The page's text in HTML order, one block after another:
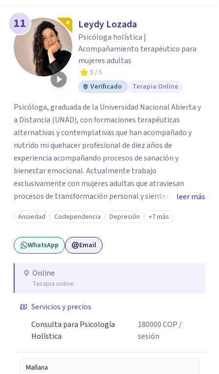
11 Leydy Lozada
Psicóloga holística |
Acompañamiento terapéutico para
mujeres adultas
5 / 5
Verificado
Terapia Online
Psicóloga, graduada de la Universidad Nacional Abierta y
a Distancia (UNAD), con formaciones terapéuticas
alternativas y contemplativas que han acompañado y
nutrido mi quehacer profesional de diez años de
experiencia acompañando procesos de sanación y
bienestar emocional. Actualmente trabajo
exclusivamente con mujeres adultas que atraviesan
procesos de transformación personal y sienten la
necesidad de tomar una pausa para reconectar consigo
mismas y hacer un viaje de autoconocimiento profundo.
Mi propio camino profesional me llevó a trabajar antes
con niños, adolescentes y familias en contextos
enseñó que el cambio real ocurre cuando la persona se
siente vista, escuchada, acompañada; y sobre todo
llevar a su vida cotidiana. Hoy, esa experiencia se traduce
en un acompañamiento terapéutico, desde un enfoque
que une el rigor de la psicología con la sabiduría del
leer más
Ansiedad Codependencia Depresión +7 más
WhatsApp Email
Online
Terapia online
Servicios y precios
Consulta para Psicología
Holística
180000COP /
sesión
Mañana